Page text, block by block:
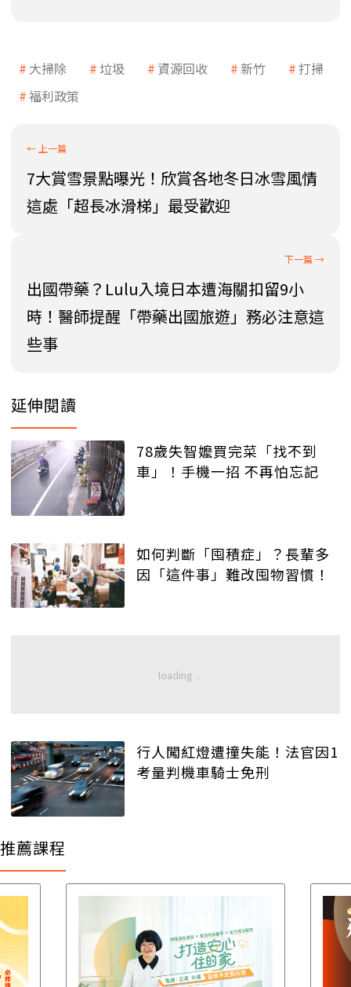
大掃除 垃圾 資源回收 新竹
打掃
福利政策
7大賞雪景點曝光！欣賞各地冬日冰雪風情
這處「超長冰滑梯」最受歡迎
出國帶藥？Lulu入境日本遭海關扣留9小
時！醫師提醒「帶藥出國旅遊」務必注意這
些事
延伸閱讀
78歲失智嬤買完菜「找不到
車」！手機一招 不再怕忘記
如何判斷「囤積症」？長輩多
因「這件事」難改囤物習慣！
行人闖紅燈遭撞失能！法官因1
考量判機車騎士免刑
推薦課程